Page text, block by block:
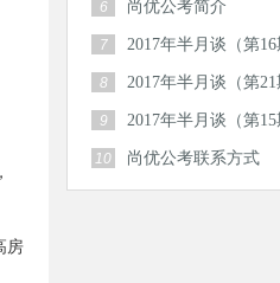
房
6 尚优公考简介
7 2017年半月谈（第16
8 2017年半月谈（第21
9 2017年半月谈（第15
10 尚优公考联系方式